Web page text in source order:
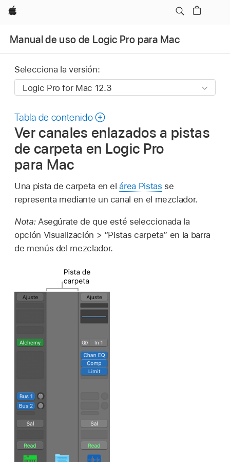
Apple
Manual de uso de Logic Pro para Mac
Selecciona la versión:
Tabla de contenido
Ver canales enlazados a pistas
de carpeta en Logic Pro
para Mac
Una pista de carpeta en elárea Pistas se
representa mediante un canal en el mezclador.
Nota: Asegúrate de que esté seleccionada la
opción Visualización > “Pistas carpeta” en la barra
de menús del mezclador.